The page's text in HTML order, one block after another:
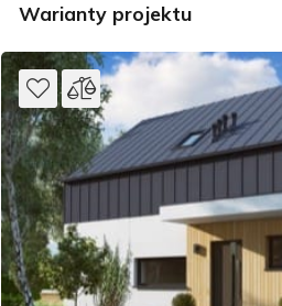
Warianty projektu